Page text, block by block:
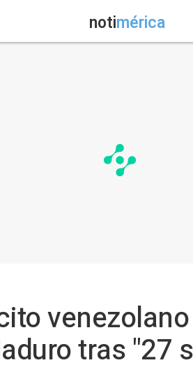
notimérica
tras "27